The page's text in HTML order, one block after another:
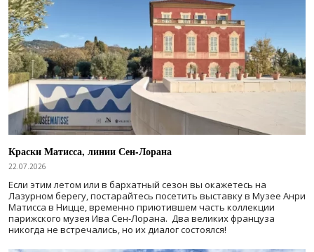
Краски Матисса, линии Сен-Лорана
22.07.2026
Если этим летом или в бархатный сезон вы окажетесь на
Лазурном берегу, постарайтесь посетить выставку в Музее Анри
Матисса в Ницце, временно приютившем часть коллекции
парижского музея Ива Сен-Лорана. Два великих француза
никогда не встречались, но их диалог состоялся!